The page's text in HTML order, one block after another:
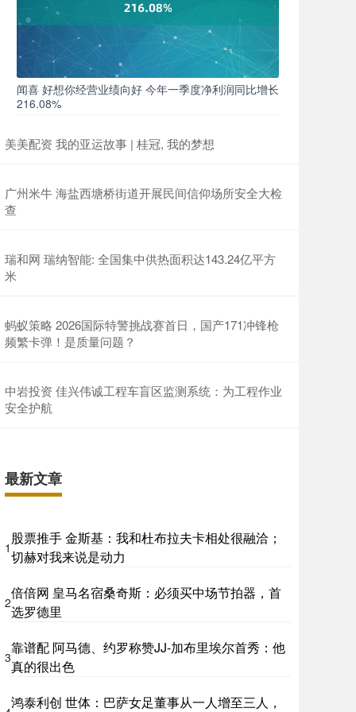
闻喜 好想你经营业绩向好 今年一季度净利润同比增长
216.08%
美美配资 我的亚运故事 | 桂冠, 我的梦想
广州米牛 海盐西塘桥街道开展民间信仰场所安全大检
查
瑞和网 瑞纳智能: 全国集中供热面积达143.24亿平方
米
蚂蚁策略 2026国际特警挑战赛首日，国产171冲锋枪
频繁卡弹！是质量问题？
中岩投资 佳兴伟诚工程车盲区监测系统：为工程作业
安全护航
最新文章
1
股票推手 金斯基：我和杜布拉夫卡相处很融洽；
切赫对我来说是动力
2
倍倍网 皇马名宿桑奇斯：必须买中场节拍器，首
选罗德里
3
靠谱配 阿马德、约罗称赞JJ-加布里埃尔首秀：他
真的很出色
鸿泰利创 世体：巴萨女足董事从一人增至三人，